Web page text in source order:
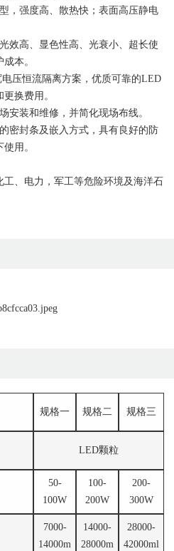
，强度高、散热快；表面高压静电
效高、显色性高、光衰小、超长使
本。
压恒流隔离方案，优质可靠的LED
换费用。
安装和维修，并简化现场布线。
密封条及嵌入方式，具有良好的防
用。
、电力，军工等危险环境及海洋石
规格一 规格二 规格三
LED颗粒
50-
100W
100-
200W
200-
300W
7000-
14000m
14000-
28000m
28000-
42000ml